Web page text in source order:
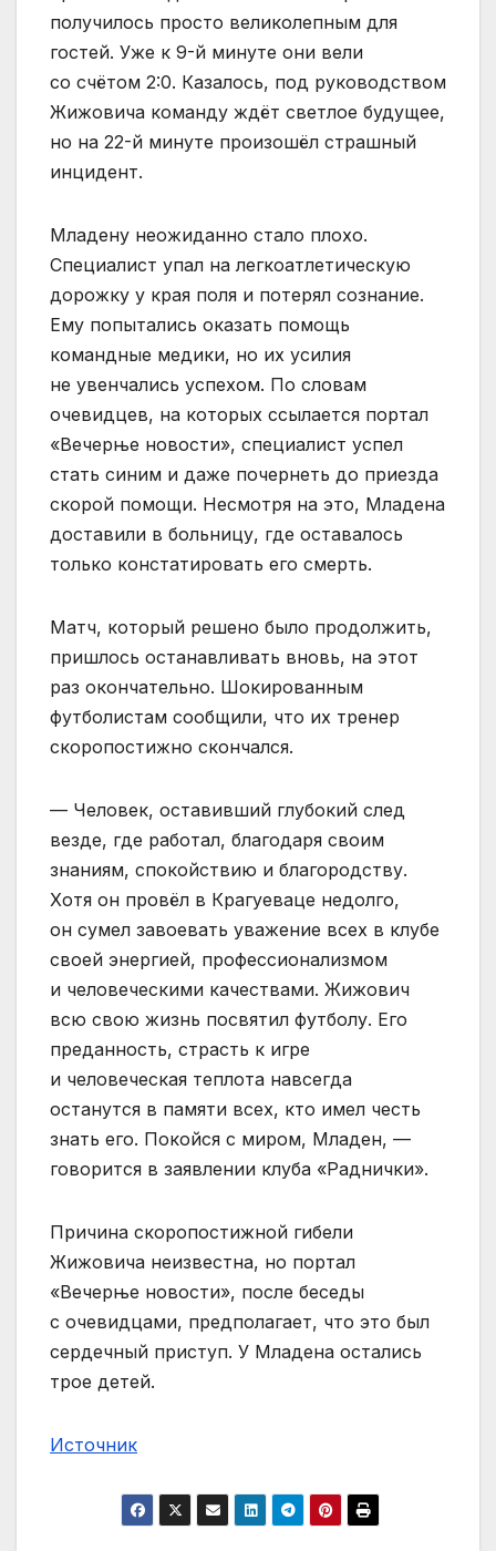
получилось просто великолепным для
гостей. Уже к 9-й минуте они вели
со счётом 2:0. Казалось, под руководством
Жижовича команду ждёт светлое будущее,
но на 22-й минуте произошёл страшный
инцидент.
Младену неожиданно стало плохо.
Специалист упал на легкоатлетическую
дорожку у края поля и потерял сознание.
Ему попытались оказать помощь
командные медики, но их усилия
не увенчались успехом. По словам
очевидцев, на которых ссылается портал
«Вечерње новости», специалист успел
стать синим и даже почернеть до приезда
скорой помощи. Несмотря на это, Младена
доставили в больницу, где оставалось
только констатировать его смерть.
Матч, который решено было продолжить,
пришлось останавливать вновь, на этот
раз окончательно. Шокированным
футболистам сообщили, что их тренер
скоропостижно скончался.
— Человек, оставивший глубокий след
везде, где работал, благодаря своим
знаниям, спокойствию и благородству.
Хотя он провёл в Крагуеваце недолго,
он сумел завоевать уважение всех в клубе
своей энергией, профессионализмом
и человеческими качествами. Жижович
всю свою жизнь посвятил футболу. Его
преданность, страсть к игре
и человеческая теплота навсегда
останутся в памяти всех, кто имел честь
знать его. Покойся с миром, Младен, —
говорится в заявлении клуба «Раднички».
Причина скоропостижной гибели
Жижовича неизвестна, но портал
«Вечерње новости», после беседы
с очевидцами, предполагает, что это был
сердечный приступ. У Младена остались
трое детей.
Источник